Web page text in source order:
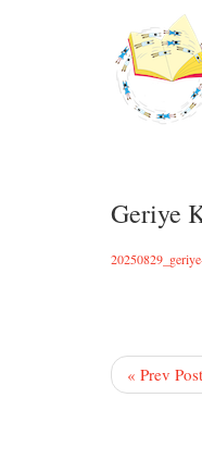
Geriye
« Prev Post